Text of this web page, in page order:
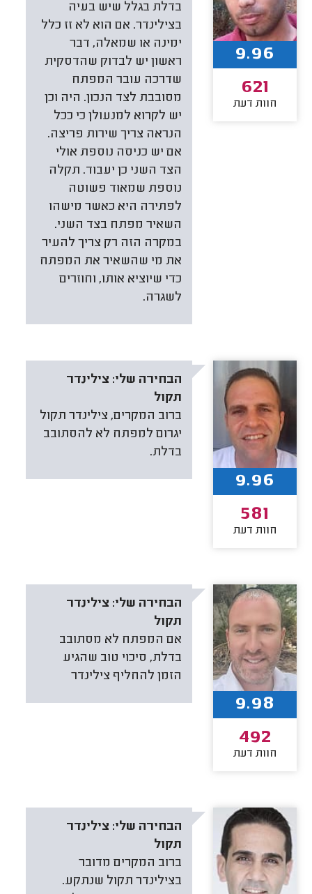
בדלת בגלל שיש בעיה
בצילינדר. אם הוא לא זז כלל
ימינה או שמאלה, דבר
ראשון יש לבדוק שהדסקית
שדרכה עובר המפתח
מסובבת לצד הנכון. היה וכן
יש לקרוא למנעולן כי ככל
הנראה צריך שירות פריצה.
אם יש כניסה נוספת אולי
הצד השני כן יעבוד. תקלה
נוספת שמאוד פשוטה
לפתירה היא כאשר מישהו
השאיר מפתח בצד השני.
במקרה הזה רק צריך להעיר
את מי שהשאיר את המפתח
כדי שיוציא אותו, וחוזרים
לשגרה.
9.96
621
חוות דעת
הבחירה שלי: צילינדר
תקול
ברוב המקרים, צילינדר תקול
יגרום למפתח לא להסתובב
בדלת.
9.96
581
חוות דעת
הבחירה שלי: צילינדר
תקול
אם המפתח לא מסתובב
בדלת, סיכוי טוב שהגיע
הזמן להחליף צילינדר
9.98
492
חוות דעת
הבחירה שלי: צילינדר
תקול
ברוב המקרים מדובר
בצילינדר תקול שנתקע.